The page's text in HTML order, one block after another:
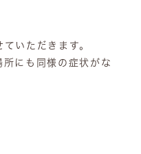
いただきます。
所にも同様の症状がな